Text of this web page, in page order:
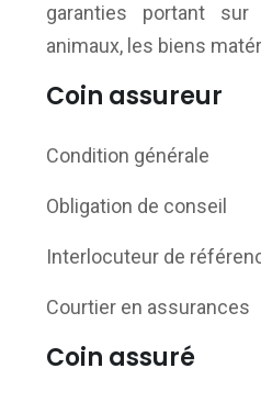
garanties portant
animaux, les biens
Coin assureur
Condition générale
Obligation de conseil
Interlocuteur de
Courtier en assurances
Coin assuré